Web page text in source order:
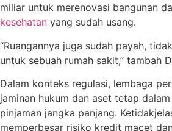
miliar untuk merenovasi bangunan
kesehatan yang sudah usang.
“Ruangannya juga sudah payah,
untuk sebuah rumah sakit,” tambah
Dalam konteks regulasi, lembaga
jaminan hukum dan aset tetap
pinjaman jangka panjang.
memperbesar risiko kredit macet